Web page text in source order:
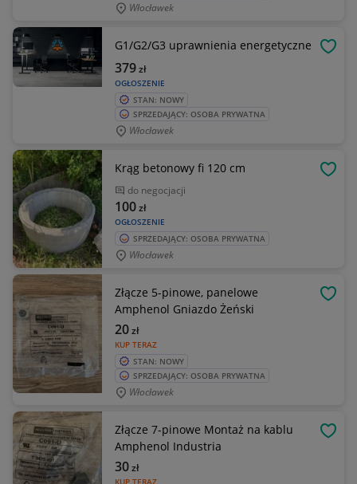
Włocławek
G1/G2/G3 uprawnienia energetyczne
OGŁOSZENIE
379zł
STAN: NOWY
SPRZEDAJĄCY: OSOBA PRYWATNA
Włocławek
Krąg betonowy fi 120 cm
do negocjacji
OGŁOSZENIE
100zł
SPRZEDAJĄCY: OSOBA PRYWATNA
Włocławek
Złącze 5-pinowe, panelowe
Amphenol Gniazdo Żeński
KUP TERAZ
20zł
STAN: NOWY
SPRZEDAJĄCY: OSOBA PRYWATNA
Włocławek
Złącze 7-pinowe Montaż na kablu
Amphenol Industria
KUP TERAZ
30zł